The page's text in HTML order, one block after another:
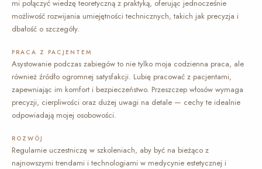
mi połączyć wiedzę teoretyczną z praktyką, oferując jednocześnie
możliwość rozwijania umiejętności technicznych, takich jak precyzja i
dbałość o szczegóły.
PRACA Z PACJENTEM
Asystowanie podczas zabiegów to nie tylko moja codzienna praca, ale
również źródło ogromnej satysfakcji. Lubię pracować z pacjentami,
zapewniając im komfort i bezpieczeństwo. Przeszczep włosów wymaga
precyzji, cierpliwości oraz dużej uwagi na detale — cechy te idealnie
odpowiadają mojej osobowości.
ROZWÓJ
Regularnie uczestniczę w szkoleniach, aby być na bieżąco z
najnowszymi trendami i technologiami w medycynie estetycznej i